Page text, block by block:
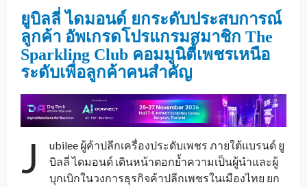
ยูบิลลี่ ไดมอนด์ ยกระดับประสบการณ์
ลูกค้า อัพเกรดโปรแกรมสมาชิก The
Sparkling Club คอมมูนิตี้เพชรเหนือ
ระดับเพื่อลูกค้าคนสำคัญ
J
ubilee ผู้ค้าปลีกเครื่องประดับเพชร ภายใต้แบรนด์ ยู
บิลลี่ ไดมอนด์ เดินหน้าตอกย้ำความเป็นผู้นำและผู้
บุกเบิกในวงการธุรกิจค้าปลีกเพชรในเมืองไทย ยก